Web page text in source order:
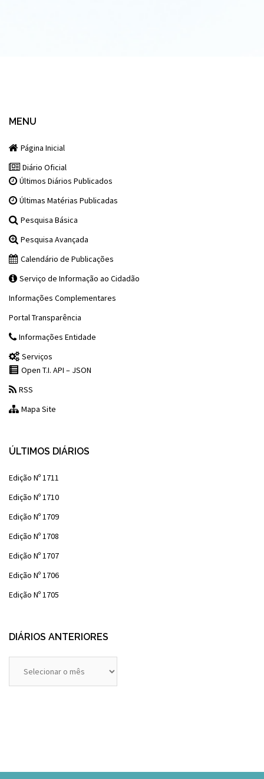
MENU
Página Inicial
Diário Oficial
Últimos Diários Publicados
Últimas Matérias Publicadas
Pesquisa Básica
Pesquisa Avançada
Calendário de Publicações
Serviço de Informação ao Cidadão
Informações Complementares
Portal Transparência
Informações Entidade
Serviços
Open T.I. API – JSON
RSS
Mapa Site
ÚLTIMOS DIÁRIOS
Edição Nº 1711
Edição Nº 1710
Edição Nº 1709
Edição Nº 1708
Edição Nº 1707
Edição Nº 1706
Edição Nº 1705
DIÁRIOS ANTERIORES
Anteriores